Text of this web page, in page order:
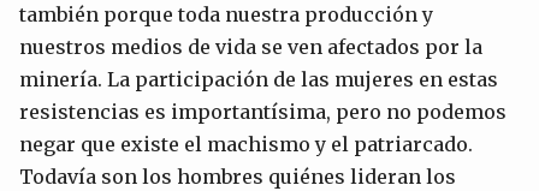
también porque toda nuestra producción y
nuestros medios de vida se ven afectados por la
minería. La participación de las mujeres en estas
resistencias es importantísima, pero no podemos
negar que existe el machismo y el patriarcado.
Todavía son los hombres quiénes lideran los